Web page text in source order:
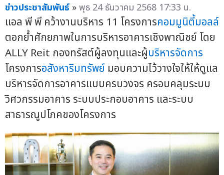
ข่าวประชาสัมพันธ์ »พุธ 24 ธันวาคม 2568 17:33 น.
แอล พี พี คว้างานบริหาร 11 โครงการคอมมูนิตี้มอลล์
ตอกย้ำศักยภาพในการบริหารอาคารเชิงพาณิชย์ โดย
ALLY Reit กองทรัสต์ผู้ลงทุนและผู้บริหารจัดการ
โครงการอสังหาริมทรัพย์ มอบความไว้วางใจให้ให้ดูแล
บริหารจัดการอาคารแบบครบวงจร ครอบคลุมระบบ
วิศวกรรมอาคาร ระบบประกอบอาคาร และระบบ
สาธารณูปโภคของโครงการ